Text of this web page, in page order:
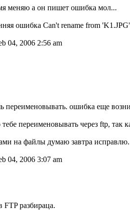
меняю а он пишет ошибка мол...
ошибка Can't rename from
04, 2006 2:56 am
переименовывать. ошибка еще
переименовывать через ftp, так
на файлы думаю завтра исправлю.
04, 2006 3:07 am
разбираца.